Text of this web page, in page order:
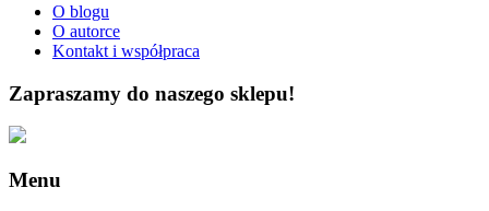
O blogu
O autorce
Kontakt i współpraca
Zapraszamy do naszego sklepu!
Menu